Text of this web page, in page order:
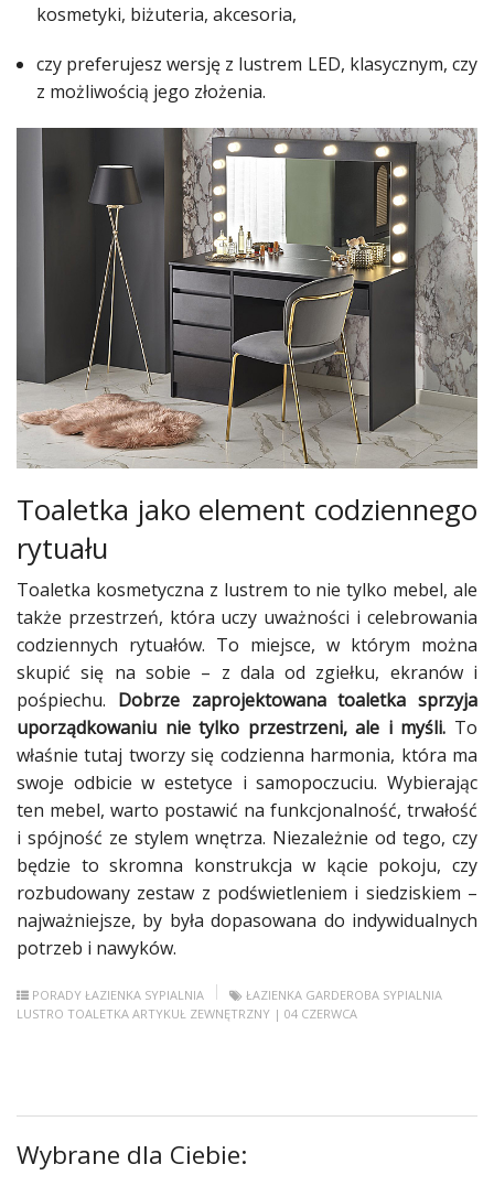
kosmetyki, biżuteria, akcesoria,
czy preferujesz wersję z lustrem LED, klasycznym, czy
z możliwością jego złożenia.
Toaletka jako element codziennego
rytuału
Toaletka kosmetyczna z lustrem to nie tylko mebel, ale
także przestrzeń, która uczy uważności i celebrowania
codziennych rytuałów. To miejsce, w którym można
skupić się na sobie – z dala od zgiełku, ekranów i
pośpiechu. Dobrze zaprojektowana toaletka sprzyja
uporządkowaniu nie tylko przestrzeni, ale i myśli. To
właśnie tutaj tworzy się codzienna harmonia, która ma
swoje odbicie w estetyce i samopoczuciu. Wybierając
ten mebel, warto postawić na funkcjonalność, trwałość
i spójność ze stylem wnętrza. Niezależnie od tego, czy
będzie to skromna konstrukcja w kącie pokoju, czy
rozbudowany zestaw z podświetleniem i siedziskiem –
najważniejsze, by była dopasowana do indywidualnych
potrzeb i nawyków.
PORADY ŁAZIENKA SYPIALNIA ŁAZIENKA GARDEROBA SYPIALNIA
LUSTRO TOALETKA ARTYKUŁ ZEWNĘTRZNY | 04 CZERWCA
Wybrane dla Ciebie: